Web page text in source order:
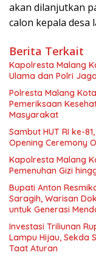
akan dilanjutkan
calon kepala desa
Berita Terkait
Kapolresta Malang
Ulama dan Polri
Polresta Malang
Pemeriksaan
Masyarakat
Sambut HUT RI ke-
Opening Ceremony
Kapolresta Malang
Pemenuhan Gizi
Bupati Anton
Saragih, Warisan
untuk Generasi
Investasi Triliunan
Lampu Hijau, Sekda
Taat Aturan